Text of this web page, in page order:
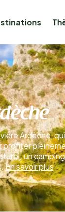
Ardèche,
; un
En savoir plus